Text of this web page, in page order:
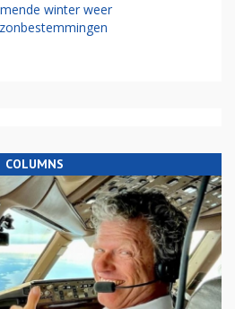
winter weer
COLUMNS